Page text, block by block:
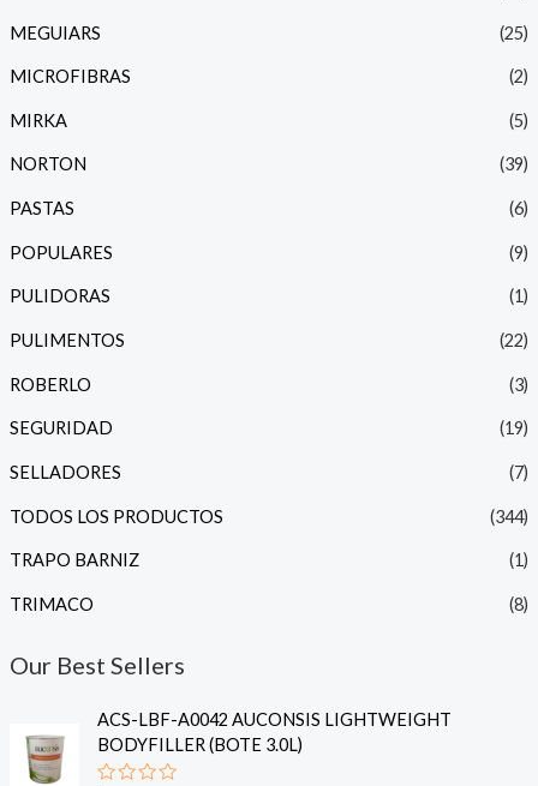
MEGUIARS (25)
MICROFIBRAS (2)
MIRKA (5)
NORTON (39)
PASTAS (6)
POPULARES (9)
PULIDORAS (1)
PULIMENTOS (22)
ROBERLO (3)
SEGURIDAD (19)
SELLADORES (7)
TODOS LOS PRODUCTOS (344)
TRAPO BARNIZ (1)
TRIMACO (8)
Our Best Sellers
ACS-LBF-A0042 AUCONSIS LIGHTWEIGHT
BODYFILLER (BOTE 3.0L)